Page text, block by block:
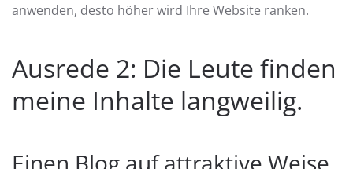
anwenden, desto höher wird Ihre Website ranken.
Ausrede 2: Die Leute finden
meine Inhalte langweilig.
Einen Blog auf attraktive Weise